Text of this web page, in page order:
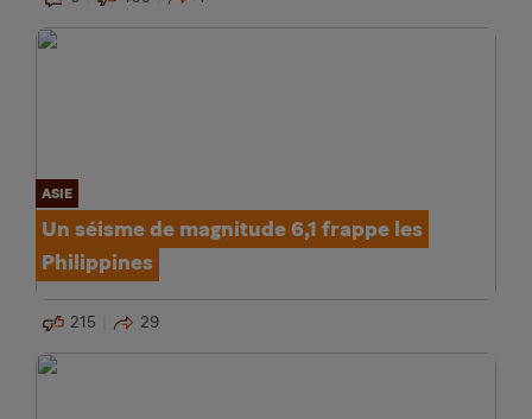
ASIE
Un séisme de magnitude 6,1 frappe les
Philippines
215 29